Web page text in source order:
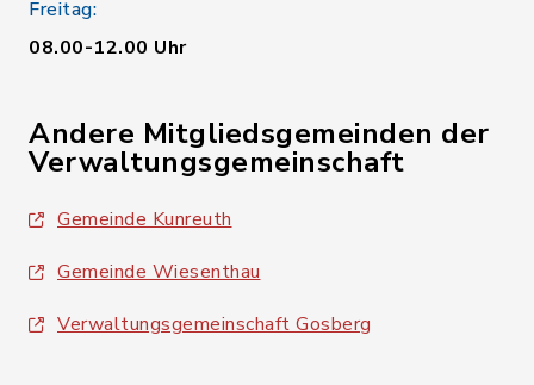
Freitag:
08.00-12.00 Uhr
Andere Mitgliedsgemeinden der
Verwaltungsgemeinschaft
Gemeinde Kunreuth
Gemeinde Wiesenthau
Verwaltungsgemeinschaft Gosberg